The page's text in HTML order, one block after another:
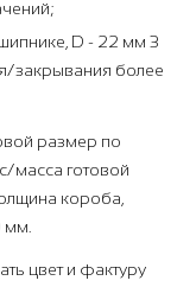
D - 22 мм 3
закрывания более
размер по
масса готовой
короба,
мм.
цвет и фактуру